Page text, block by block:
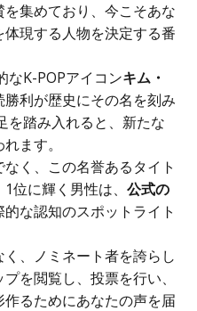
集めており、今こそあな
現する人物を決定する番
なK-POPアイコンキム・
利が歴史にその名を刻み
を踏み入れると、新たな
ます。
く、この名誉あるタイト
位に輝く男性は、 公式の
的な認知のスポットライト
、ノミネート者を誇らし
を閲覧し、投票を行い、
るためにあなたの声を届